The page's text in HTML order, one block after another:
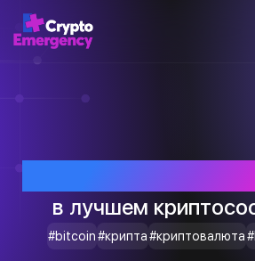
в лучшем
#bitcoin#крипта#криптовалюта